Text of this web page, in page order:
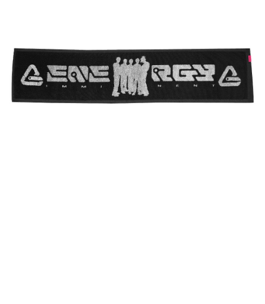
每筆NT$65，滿NT$1,000(含以上)免運費
付款後全家取貨
每筆NT$65，滿NT$1,000(含以上)免運費